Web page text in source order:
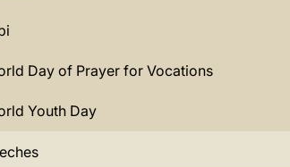
Day of Prayer for Vocations
Youth Day